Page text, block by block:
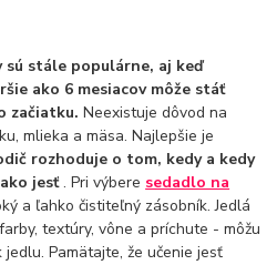
sú stále populárne, aj keď
ako 6 mesiacov môže stáť
začiatku.Neexistuje dôvod na
mlieka a mäsa. Najlepšie je
rozhoduje o tom, kedy a kedy
jesť. Pri výbere sedadlo na
a ľahko čistiteľný zásobník. Jedlá
textúry, vône a príchute - môžu
Pamätajte, že učenie jesť